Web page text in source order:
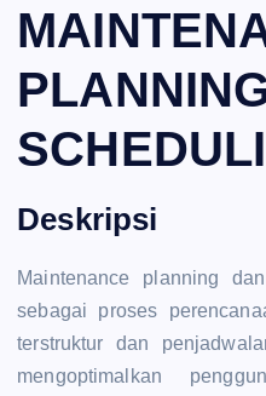
Deskripsi
Maintenance planning
sebagai proses
terstruktur dan
mengoptimalkan